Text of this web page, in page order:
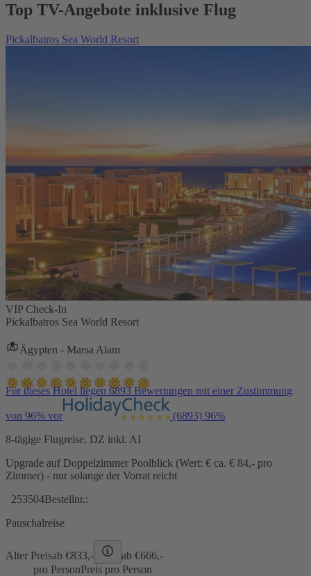
Top TV-Angebote inklusive Flug
Pickalbatros Sea World Resort
VIP Check-In
Pickalbatros Sea World Resort
Ägypten - Marsa Alam
Für dieses Hotel liegen 6893 Bewertungen mit einer Zustimmung
von 96% vor (6893) 96%
8-tägige Flugreise, DZ inkl. AI
Upgrade auf Doppelzimmer Poolblick (Wert: € ca. € 84,- pro
Zimmer) - nur solange der Vorrat reicht
253504Bestellnr.:
Pauschalreise
Alter Preisab €833,- ab €666,-
pro PersonPreis pro Person